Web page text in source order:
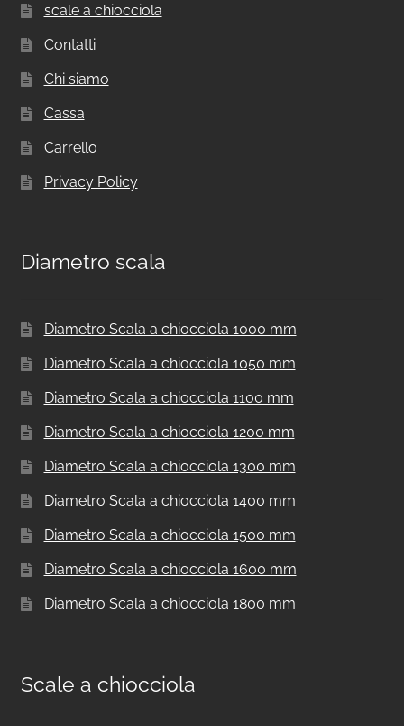
scale a chiocciola
Contatti
Chi siamo
Cassa
Carrello
Privacy Policy
Diametro scala
Diametro Scala a chiocciola 1000 mm
Diametro Scala a chiocciola 1050 mm
Diametro Scala a chiocciola 1100 mm
Diametro Scala a chiocciola 1200 mm
Diametro Scala a chiocciola 1300 mm
Diametro Scala a chiocciola 1400 mm
Diametro Scala a chiocciola 1500 mm
Diametro Scala a chiocciola 1600 mm
Diametro Scala a chiocciola 1800 mm
Scale a chiocciola